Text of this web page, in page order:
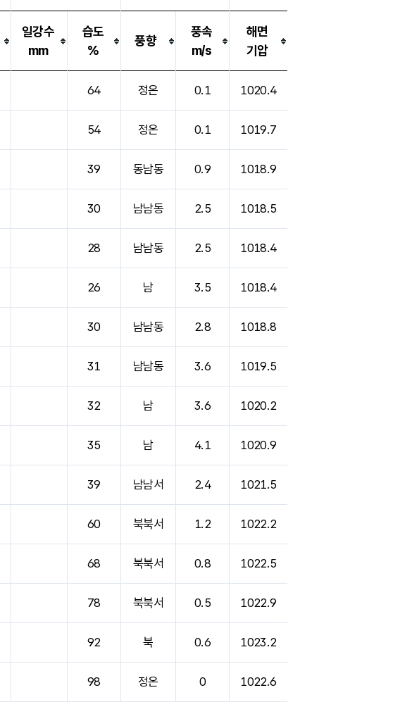
일강수
mm
습도
%
풍향
풍속
m/s
해면
기압
64 정온 0.1 1020.4
54 정온 0.1 1019.7
39 동남동 0.9 1018.9
30 남남동 2.5 1018.5
28 남남동 2.5 1018.4
26 남 3.5 1018.4
30 남남동 2.8 1018.8
31 남남동 3.6 1019.5
32 남 3.6 1020.2
35 남 4.1 1020.9
39 남남서 2.4 1021.5
60 북북서 1.2 1022.2
68 북북서 0.8 1022.5
78 북북서 0.5 1022.9
92 북 0.6 1023.2
98 정온 0 1022.6